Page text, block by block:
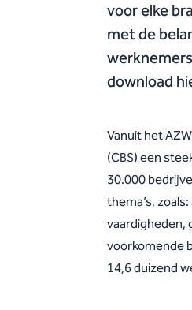
voor elke
met de
download
Vanuit het
(CBS) een
30.000
thema’s,
vaardigheden,
voorkomende
14,6 duizend